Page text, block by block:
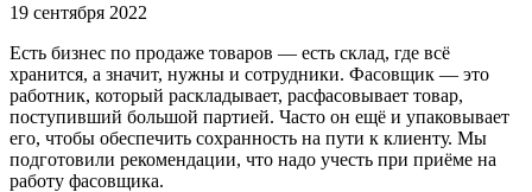
19 сентября 2022
Есть бизнес по продаже товаров — есть склад, где всё
хранится, а значит, нужны и сотрудники. Фасовщик — это
работник, который раскладывает, расфасовывает товар,
поступивший большой партией. Часто он ещё и упаковывает
его, чтобы обеспечить сохранность на пути к клиенту. Мы
подготовили рекомендации, что надо учесть при приёме на
работу фасовщика.